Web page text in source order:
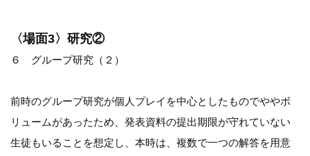
〈場面3〉研究②
６ グループ研究（２）
前時のグループ研究が個人プレイを中心としたものでややボ
リュームがあったため、発表資料の提出期限が守れていない
生徒もいることを想定し、本時は、複数で一つの解答を用意